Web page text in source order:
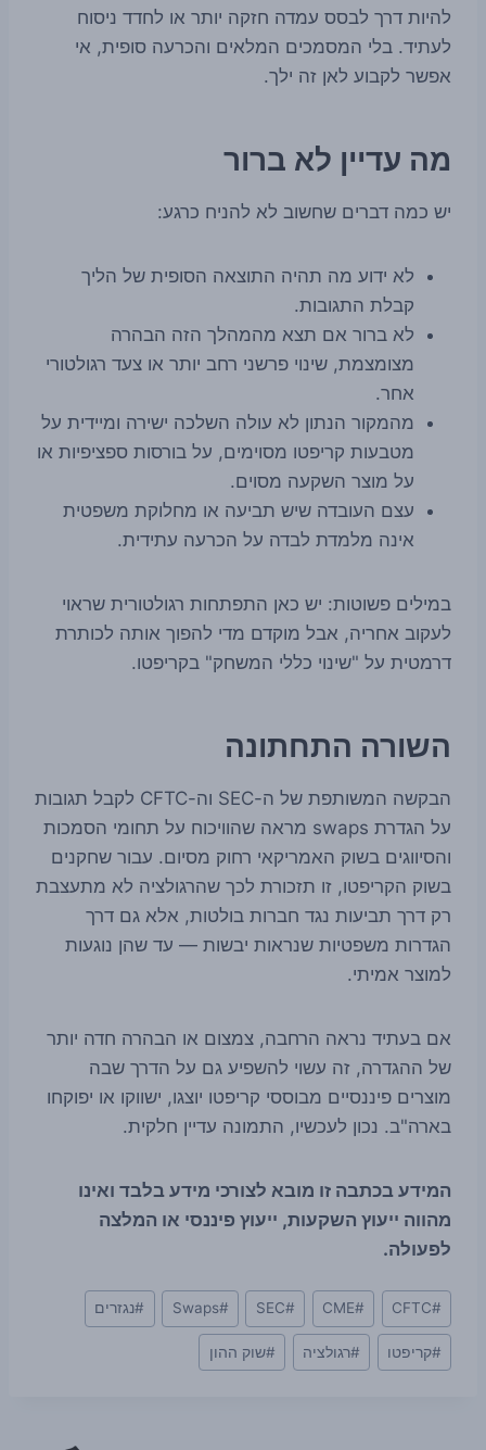
להיות דרך לבסס עמדה חזקה יותר או לחדד ניסוח
לעתיד. בלי המסמכים המלאים והכרעה סופית, אי
אפשר לקבוע לאן זה ילך.
מה עדיין לא ברור
יש כמה דברים שחשוב לא להניח כרגע:
לא ידוע מה תהיה התוצאה הסופית של הליך
קבלת התגובות.
לא ברור אם תצא מהמהלך הזה הבהרה
מצומצמת, שינוי פרשני רחב יותר או צעד רגולטורי
אחר.
מהמקור הנתון לא עולה השלכה ישירה ומיידית על
מטבעות קריפטו מסוימים, על בורסות ספציפיות או
על מוצר השקעה מסוים.
עצם העובדה שיש תביעה או מחלוקת משפטית
אינה מלמדת לבדה על הכרעה עתידית.
במילים פשוטות: יש כאן התפתחות רגולטורית שראוי
לעקוב אחריה, אבל מוקדם מדי להפוך אותה לכותרת
דרמטית על "שינוי כללי המשחק" בקריפטו.
השורה התחתונה
הבקשה המשותפת של ה-SEC וה-CFTC לקבל תגובות
על הגדרת swaps מראה שהוויכוח על תחומי הסמכות
והסיווגים בשוק האמריקאי רחוק מסיום. עבור שחקנים
בשוק הקריפטו, זו תזכורת לכך שהרגולציה לא מתעצבת
רק דרך תביעות נגד חברות בולטות, אלא גם דרך
הגדרות משפטיות שנראות יבשות — עד שהן נוגעות
למוצר אמיתי.
אם בעתיד נראה הרחבה, צמצום או הבהרה חדה יותר
של ההגדרה, זה עשוי להשפיע גם על הדרך שבה
מוצרים פיננסיים מבוססי קריפטו יוצגו, ישווקו או יפוקחו
בארה"ב. נכון לעכשיו, התמונה עדיין חלקית.
המידע בכתבה זו מובא לצורכי מידע בלבד ואינו
מהווה ייעוץ השקעות, ייעוץ פיננסי או המלצה
לפעולה.
Post
Tags:
#
CFTC
#
CME
#
SEC
#
Swaps
#נגזרים
#קריפטו #רגולציה #שוק ההון